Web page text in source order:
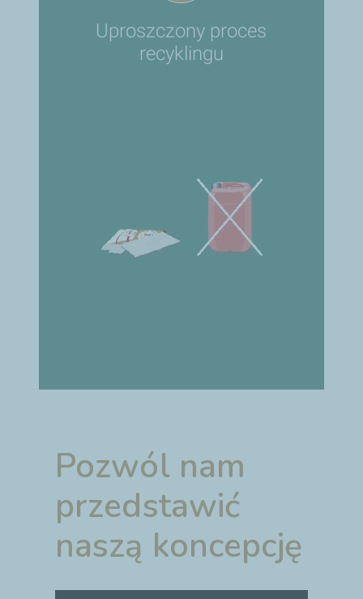
Uproszczony proces
recyklingu
Pozwól nam
przedstawić
naszą koncepcję